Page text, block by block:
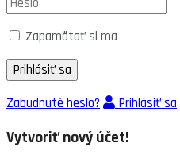
Zapamätať si ma
Zabudnuté heslo? Prihlásiť sa
Vytvoriť nový účet!